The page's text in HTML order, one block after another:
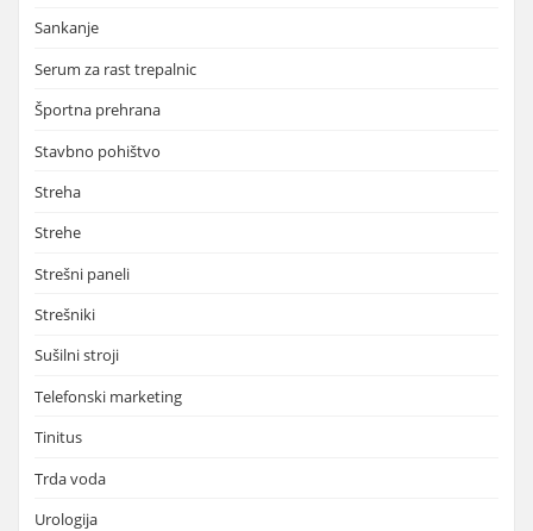
Sankanje
Serum za rast trepalnic
Športna prehrana
Stavbno pohištvo
Streha
Strehe
Strešni paneli
Strešniki
Sušilni stroji
Telefonski marketing
Tinitus
Trda voda
Urologija